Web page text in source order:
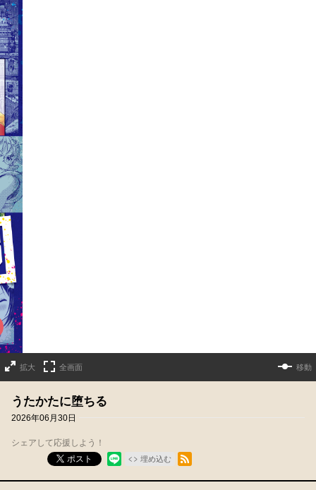
拡大 全画面 移動
うたかたに堕ちる
2026年06月30日
シェアして応援しよう！
ポスト
埋め込む
RSSフィード